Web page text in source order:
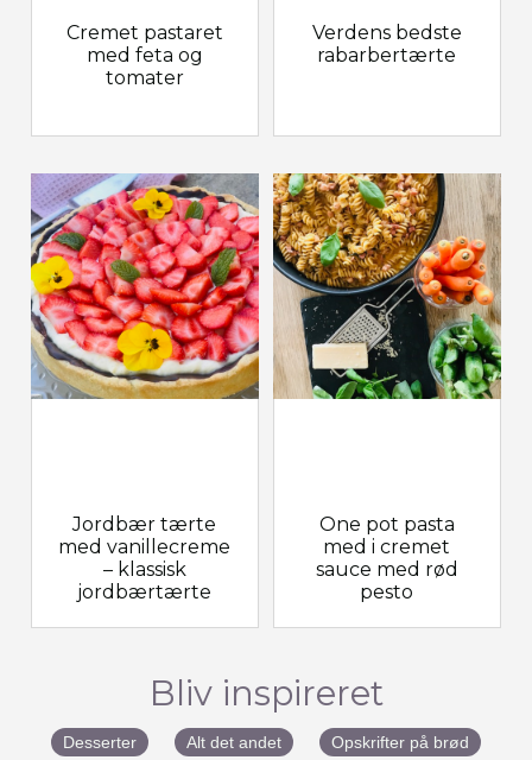
Cremet pastaret
med feta og
tomater
Jordbær tærte
med vanillecreme
– klassisk
jordbærtærte
Verdens bedste
rabarbertærte
One pot pasta
med i cremet
sauce med rød
pesto
Bliv inspireret
Desserter Alt det andet Opskrifter på brød